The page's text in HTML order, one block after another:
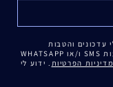
והטבות
באמצעים דיגיטליים לרבות דוא"ל ו/או הודעות SMS ו/או WHATSAPP
מדיניות הפרטיות
. ידוע לי